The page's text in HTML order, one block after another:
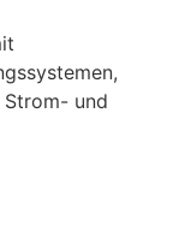
Strom- und